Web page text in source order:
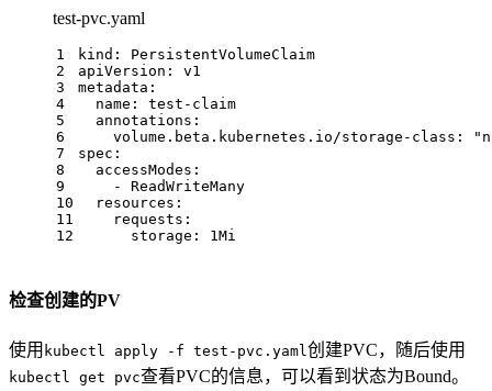
test-pvc.yaml
1
2
3
4
5
6
7
8
9
10
11
12
kind:
PersistentVolumeClaim
apiVersion:
v1
metadata:
name:
test-claim
annotations:
volume.beta.kubernetes.io/storage-class:
spec:
accessModes:
-
ReadWriteMany
resources:
requests:
storage:
1Mi
检查创建的PV
使用 kubectl apply -f test-pvc.yaml 创建PVC，随后使用
kubectl get pvc查看PVC的信息，可以看到状态为Bound。